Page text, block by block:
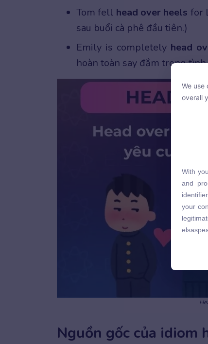
Tom fell head over heels for
sau buổi cà phê đầu tiên.)
Emily is completely head
hoàn toàn say đắm trong
Nguồn gốc của idiom
We
overall
and
your
We use
overall
With
and
your